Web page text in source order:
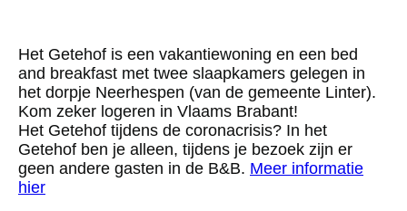
Het Getehof is een vakantiewoning en een bed
and breakfast met twee slaapkamers gelegen in
het dorpje Neerhespen (van de gemeente Linter).
Kom zeker logeren in Vlaams Brabant!
Het Getehof tijdens de coronacrisis? In het
Getehof ben je alleen, tijdens je bezoek zijn er
geen andere gasten in de B&B. Meer informatie
hier